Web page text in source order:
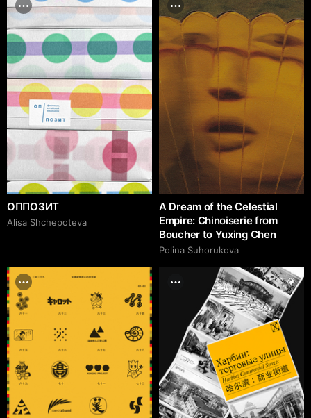
ОППОЗИТ
Alisa Shchepoteva
A Dream of the Celestial
Empire: Chinoiserie from
Boucher to Yuxing Chen
Polina Suhorukova